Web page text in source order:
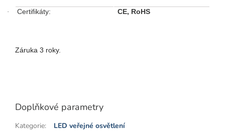
· Certifikáty: CE, RoHS
Záruka 3 roky.
Doplňkové parametry
Kategorie:
LED veřejné osvětlení